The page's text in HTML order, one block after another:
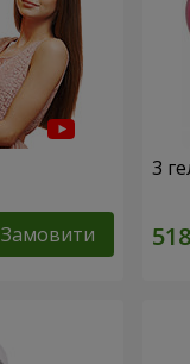
Замовити
3